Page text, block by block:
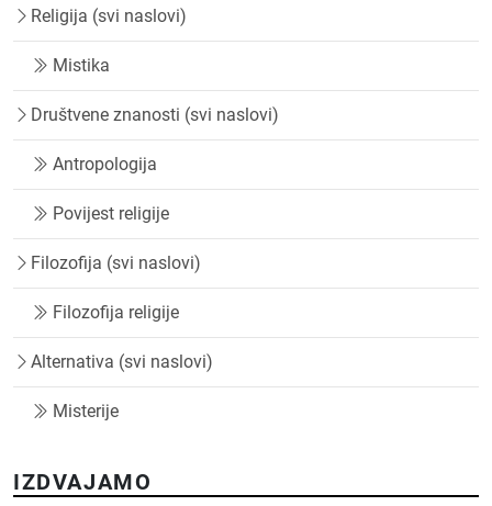
Religija (svi naslovi)
Mistika
Društvene znanosti (svi naslovi)
Antropologija
Povijest religije
Filozofija (svi naslovi)
Filozofija religije
Alternativa (svi naslovi)
Misterije
IZDVAJAMO